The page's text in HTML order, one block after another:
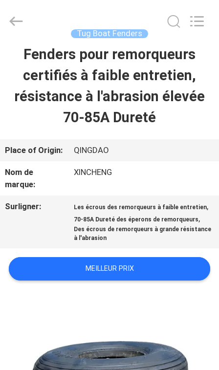
MAISON
PRODUITS
SHOW
A
PROPOS
VISITE
Rubber
Tug Boat Fenders
Fenders pour remorqueurs
certifiés à faible entretien,
résistance à l'abrasion élevée
70-85A Dureté
Place of Origin: QINGDAO
Nom de
marque:
XINCHENG
Surligner: Les écrous des remorqueurs à faible entretien,
70-85A Dureté des éperons de remorqueurs,
Des écrous de remorqueurs à grande résistance
à l'abrasion
MEILLEUR PRIX